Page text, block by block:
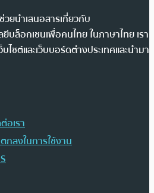
ยนำเสนอสารเกี่ยวกับ
บล็อกเชนเพื่อคนไทย ในภาษาไทย เรา
ซต์และเว็บบอร์ดต่างประเทศและนำมา
อเรา
กลงในการใช้งาน